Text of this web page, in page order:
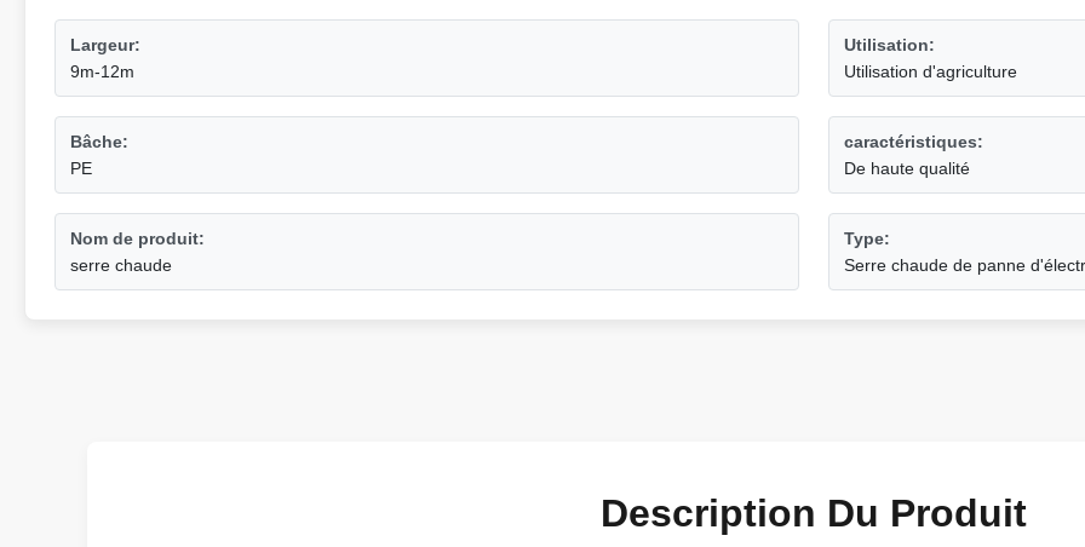
Largeur:
9m-12m
Utilisation:
Utilisation d'agriculture
Bâche:
PE
caractéristiques:
De haute qualité
Nom de produit:
serre chaude
Type:
Serre chaude de panne
Description Du Produit